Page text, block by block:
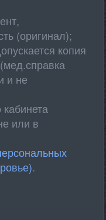
(оригинал);
копия
и не
или в
.